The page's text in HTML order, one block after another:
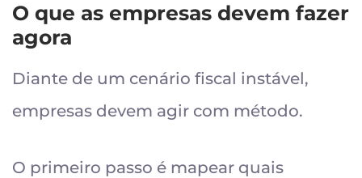
O que as empresas devem fazer
agora
Diante de um cenário fiscal instável,
empresas devem agir com método.
O primeiro passo é mapear quais